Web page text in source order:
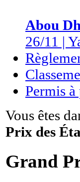
Abou
26/11 |
Permis
Vous êtes
Prix des
Grand